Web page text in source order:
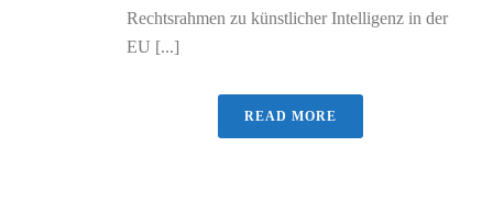
Rechtsrahmen zu künstlicher Intelligenz in der
EU [...]
READ MORE